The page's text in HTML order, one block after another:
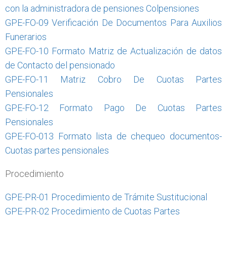
con la administradora de pensiones Colpensiones
GPE-FO-09 Verificación De Documentos Para Auxilios
Funerarios
GPE-FO-10 Formato Matriz de Actualización de datos
de Contacto del pensionado
GPE-FO-11 Matriz Cobro De Cuotas Partes
Pensionales
GPE-FO-12 Formato Pago De Cuotas Partes
Pensionales
GPE-FO-013 Formato lista de chequeo documentos-
Cuotas partes pensionales
Procedimiento
GPE-PR-01 Procedimiento de Trámite Sustitucional
GPE-PR-02 Procedimiento de Cuotas Partes